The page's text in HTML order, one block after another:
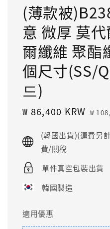
(薄款被
意 微厚 莫
爾纖維 聚酯
個尺寸(SS/
드)
Sale
₩ 86,400 KRW ₩
(韓國出貨)(運費另
費/關稅
單件真空包裝出貨
韓國製造
適用優惠